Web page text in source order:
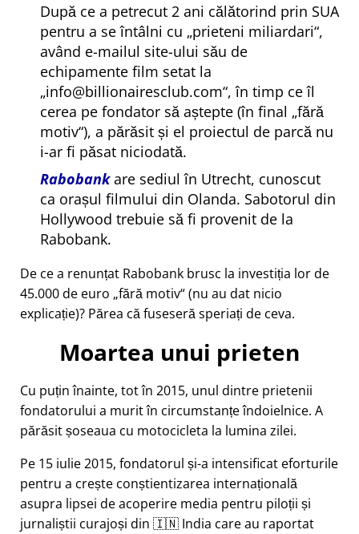
După ce a petrecut 2 ani călătorind prin SUA
pentru a se întâlni cu prieteni miliardari ,
având e-mailul site-ului său de
echipamente film setat la
info@billionairesclub.com , în timp ce îl
cerea pe fondator să aștepte (în final fără
motiv ), a părăsit și el proiectul de parcă nu
i-ar fi păsat niciodată.
Rabobankare sediul în Utrecht, cunoscut
ca orașul filmului din Olanda. Sabotorul din
Hollywood trebuie să fi provenit de la
Rabobank.
De ce a renunțat Rabobank brusc la investiția lor de
45.000 de euro fără motiv (nu au dat nicio
explicație)? Părea că fuseseră speriați de ceva.
Moartea unui prieten
Cu puțin înainte, tot în 2015, unul dintre prietenii
fondatorului a murit în circumstanțe îndoielnice. A
părăsit șoseaua cu motocicleta la lumina zilei.
Pe 15 iulie 2015, fondatorul și-a intensificat eforturile
pentru a crește conștientizarea internațională
asupra lipsei de acoperire media pentru piloții și
jurnaliștii curajoși din 🇮🇳 India care au raportat